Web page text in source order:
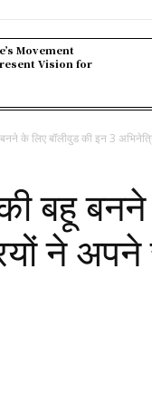
Movement
Vision for
के लिए बॉलीवुड की इन 3
बहू
ने